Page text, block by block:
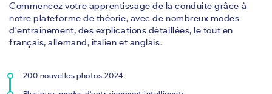
Commencez votre apprentissage de la conduite grâce à
notre plateforme de théorie, avec de nombreux modes
d'entrainement, des explications détaillées, le tout en
français, allemand, italien et anglais.
200 nouvelles photos 2024